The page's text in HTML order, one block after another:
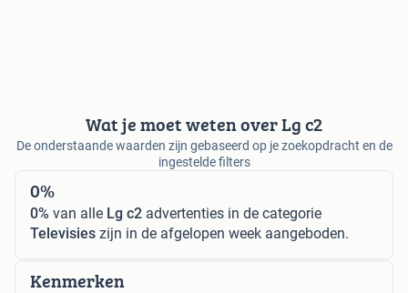
Wat je moet weten over Lg c2
De onderstaande waarden zijn gebaseerd op je zoekopdracht en de
ingestelde filters
0%
0% van alle Lg c2 advertenties in de categorie
Televisies zijn in de afgelopen week aangeboden.
Kenmerken